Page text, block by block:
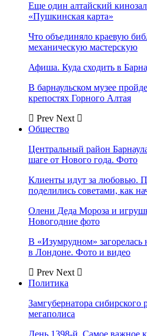
Еще один алтайский
«Пушкинская карта»
Что объединяло краевую
механическую мастерскую
Афиша. Куда сходить в
В барнаульском музее
крепостях Горного Алтая
Prev Next
Общество
Центральный район
шаге от Нового года. Фото
Клиенты идут за любовью.
поделились советами, как
Олени Деда Мороза и
Новогодние фото
В «Изумрудном» загорелась
в Лондоне. Фото и видео
Prev Next
Политика
Замгубернатора сибирского
мегаполиса
День 1398-й. Самое важное